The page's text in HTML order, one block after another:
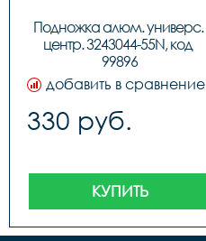
Подножка алюм. универс.
центр. 3243044-55N, код
99896
добавить в сравнение
330 руб.
КУПИТЬ